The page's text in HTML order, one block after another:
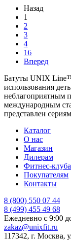
Назад
1
2
3
4
16
Вперед
Батуты UNIX
использования
неблагоприятным
международным
представлен
Каталог
О нас
Магазин
Дилерам
Фитнес-
Покупателям
Контакты
8 (800) 550 07 44
8 (499) 455 49 68
Ежедневно с 9:00
zakaz@unixfit.ru
117342, г. Москва,